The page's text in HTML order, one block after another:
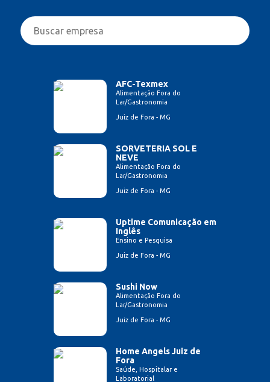
AFC-Texmex
Alimentação Fora do
Lar/Gastronomia
Juiz de Fora - MG
SORVETERIA SOL E
NEVE
Alimentação Fora do
Lar/Gastronomia
Juiz de Fora - MG
Uptime Comunicação em
Inglês
Ensino e Pesquisa
Juiz de Fora - MG
Sushi Now
Alimentação Fora do
Lar/Gastronomia
Juiz de Fora - MG
Home Angels Juiz de
Fora
Saúde, Hospitalar e
Laboratorial